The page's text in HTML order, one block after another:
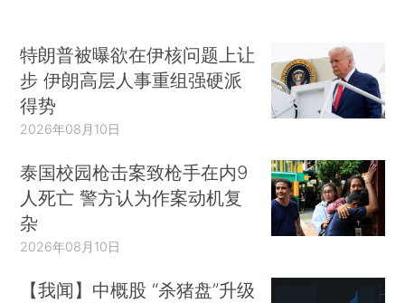
特朗普被曝欲在伊核问题上让
步 伊朗高层人事重组强硬派
得势
2026年08月10日
泰国校园枪击案致枪手在内9
人死亡 警方认为作案动机复
杂
2026年08月10日
【我闻】中概股 “杀猪盘”升级